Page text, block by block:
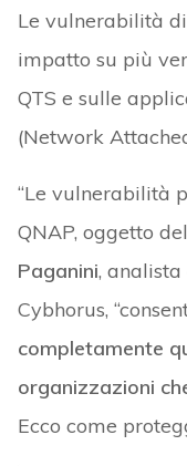
Le vulnerabilità
impatto su più
QTS e sulle
(Network
“Le vulnerabilità
QNAP, oggetto
Paganini, analista
Cybhorus,
completamente
organizzazioni
Ecco come